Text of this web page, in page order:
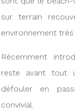
sur terrain
environnement très
Récemment
reste avant tout
défouler en
convivial.